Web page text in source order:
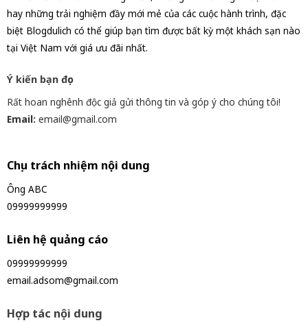
hay những trải nghiệm đầy mới mẻ của các cuộc hành trình, đặc
biệt Blogdulich có thể giúp bạn tìm được bất kỳ một khách sạn nào
tại Việt Nam với giá ưu đãi nhất.
Ý kiến bạn đọc
Rất hoan nghênh độc giả gửi thông tin và góp ý cho chúng tôi!
Email: email@gmail.com
Chịu trách nhiệm nội dung
Ông ABC
09999999999
Liên hệ quảng cáo
09999999999
email.adsom@gmail.com
Hợp tác nội dung